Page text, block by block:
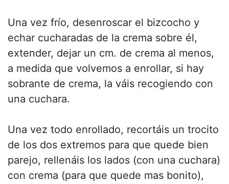
Una vez frío, desenroscar el bizcocho y
echar cucharadas de la crema sobre él,
extender, dejar un cm. de crema al menos,
a medida que volvemos a enrollar, si hay
sobrante de crema, la váis recogiendo con
una cuchara.
Una vez todo enrollado, recortáis un trocito
de los dos extremos para que quede bien
parejo, rellenáis los lados (con una cuchara)
con crema (para que quede mas bonito),